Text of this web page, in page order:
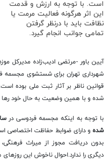
است. با توجه به ارزش و قدمت
این اثر هرگونه فعالیت مرمت یا
نظافت باید با درنظر گرفتن
تمامی جوانب انجام گیرد.
آیین باور -مرتضی ادیب‌زاده مدیرکل
شهرداری تهران برای شستشوی مجسمه
قوانین ناظر بر آثار ثبت ملی بوده
شده و با همین وضعیت به حال خود
با توجه به اینکه مجسمه فردوسی در
شده و دارای ضوابط حفاظت اختصاصی
بدون دریافت مجوز از میراث
دیگری را ندارد.احوال ناخوش این